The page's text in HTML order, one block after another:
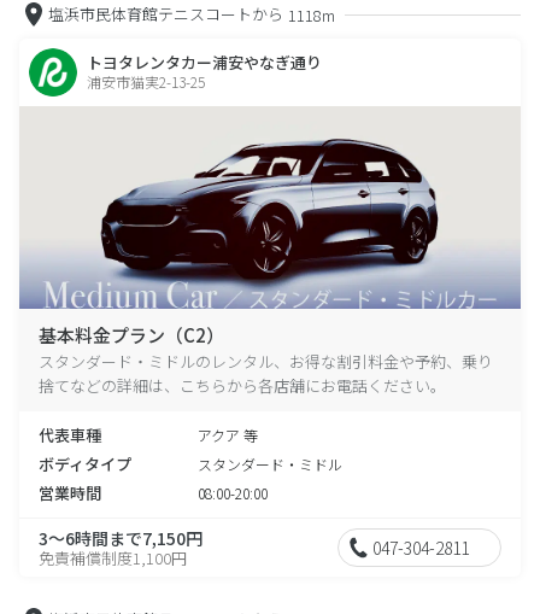
塩浜市民体育館テニスコートから 1118m
トヨタレンタカー浦安やなぎ通り
浦安市猫実2-13-25
基本料金プラン（C2）
スタンダード・ミドルのレンタル、お得な割引料金や予約、乗り
捨てなどの詳細は、こちらから各店舗にお電話ください。
代表車種 アクア 等
ボディタイプ スタンダード・ミドル
営業時間 08:00-20:00
3～6時間まで7,150円
免責補償制度1,100円 047-304-2811